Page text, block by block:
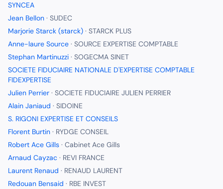
SYNCEA
Jean Bellon · SUDEC
Marjorie Starck (starck) · STARCK PLUS
Anne-laure Source · SOURCE EXPERTISE COMPTABLE
Stephan Martinuzzi · SOGECMA SINET
SOCIETE FIDUCIAIRE NATIONALE D'EXPERTISE COMPTABLE
FIDEXPERTISE
Julien Perrier · SOCIETE FIDUCIAIRE JULIEN PERRIER
Alain Janiaud · SIDOINE
S. RIGONI EXPERTISE ET CONSEILS
Florent Burtin · RYDGE CONSEIL
Robert Ace Gills · Cabinet Ace Gills
Arnaud Cayzac · REVI FRANCE
Laurent Renaud · RENAUD LAURENT
Redouan Bensaid · RBE INVEST